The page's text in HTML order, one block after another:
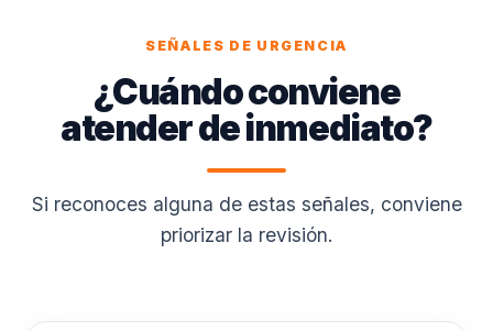
SEÑALES DE URGENCIA
¿Cuándo conviene
atender de inmediato?
Si reconoces alguna de estas señales, conviene
priorizar la revisión.